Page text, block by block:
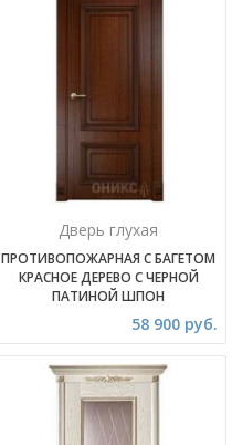
Дверь глухая
ПРОТИВОПОЖАРНАЯ С БАГЕТОМ
КРАСНОЕ ДЕРЕВО С ЧЕРНОЙ
ПАТИНОЙ ШПОН
58 900 руб.